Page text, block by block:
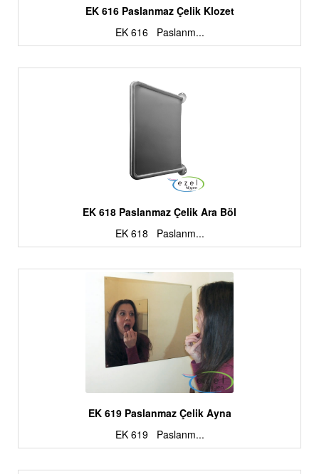
EK 616 Paslanmaz Çelik Klozet
EK 616 Paslanm...
EK 618 Paslanmaz Çelik Ara Böl
EK 618 Paslanm...
EK 619 Paslanmaz Çelik Ayna
EK 619 Paslanm...